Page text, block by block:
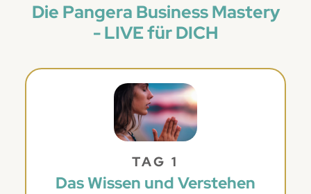
Die Pangera Business Mastery
- LIVE für DICH
TAG 1
Das Wissen und Verstehen